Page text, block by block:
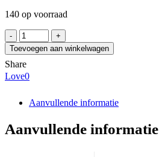
140 op voorraad
NEUTRAL
MB
6
NIRO
aantal
Toevoegen aan winkelwagen
Share
Love0
Aanvullende informatie
Aanvullende informatie